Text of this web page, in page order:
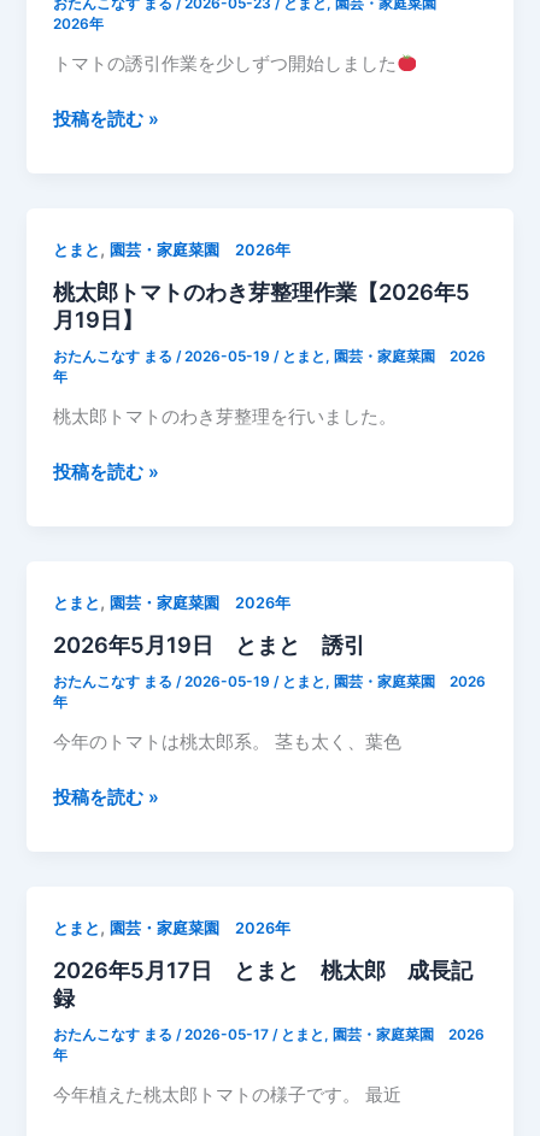
気
う
で
す
成
長
録
い
た
おたんこなす まる/2026-05-23/ とまと , 園芸・家庭菜園
2026年
トマトの誘引作業を少しずつ開始しました
2026
日
｜
ト
マ
ト
成
記
ス
タ
ト
マ
リ
ー
ド
効
果
に
期
投稿を読む »
とまと ,園芸・家庭菜園 2026年
桃太郎トマトのわき芽整理作業【2026年5
月19日】
おたんこなす まる/2026-05-19/ とまと , 園芸・家庭菜園 2026
年
桃太郎トマトのわき芽整理を行いました。
桃
ト
の
わ
き
芽
理
5
月
19
投稿を読む »
とまと ,園芸・家庭菜園 2026年
2026年5月19日 とまと 誘引
おたんこなす まる /2026-05-19 / とまと , 園芸・家庭菜園 2026
年
今年のトマトは桃太郎系。 茎も太く、葉色
2026
日
と
ま
と
誘
引
投稿を読む »
とまと ,園芸・家庭菜園 2026年
2026年5月17日 とまと 桃太郎 成長記
録
おたんこなす まる /2026-05-17 / とまと , 園芸・家庭菜園 2026
年
今年植えた桃太郎トマトの様子です。 最近